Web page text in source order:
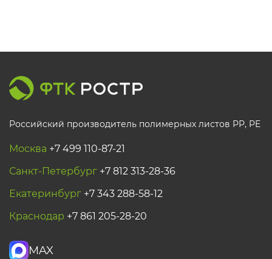
Российский производитель полимерных листов РР, PE
Москва +7 499 110-87-21
Санкт-Петербург +7 812 313-28-36
Екатеринбург +7 343 288-58-12
Краснодар +7 861 205-28-20
MAX